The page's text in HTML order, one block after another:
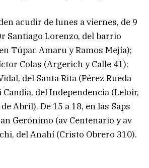
acudir de lunes a viernes, de 9
Santiago Lorenzo, del barrio
Túpac Amaru y Ramos Mejía);
Colas (Argerich y Calle 41);
del Santa Rita (Pérez Rueda
Candia, del Independencia (Leloir,
Abril). De 15 a 18, en las Saps
Gerónimo (av Centenario y av
del Anahí (Cristo Obrero 310).